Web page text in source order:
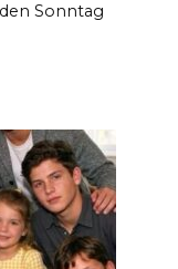
Sonntag